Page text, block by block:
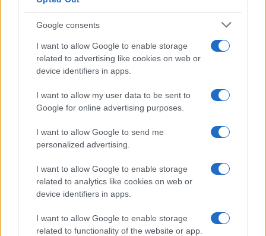
Google consents
I want to allow Google to enable storage
related to advertising like cookies on web or
device identifiers in apps.
I want to allow my user data to be sent to
Google for online advertising purposes.
I want to allow Google to send me
personalized advertising.
I want to allow Google to enable storage
related to analytics like cookies on web or
device identifiers in apps.
I want to allow Google to enable storage
related to functionality of the website or app.